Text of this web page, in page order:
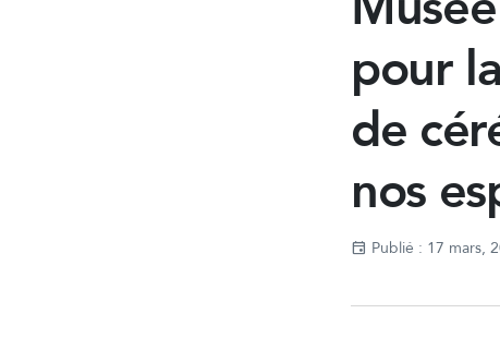
pour
de
nos
Publié : 17 mars,